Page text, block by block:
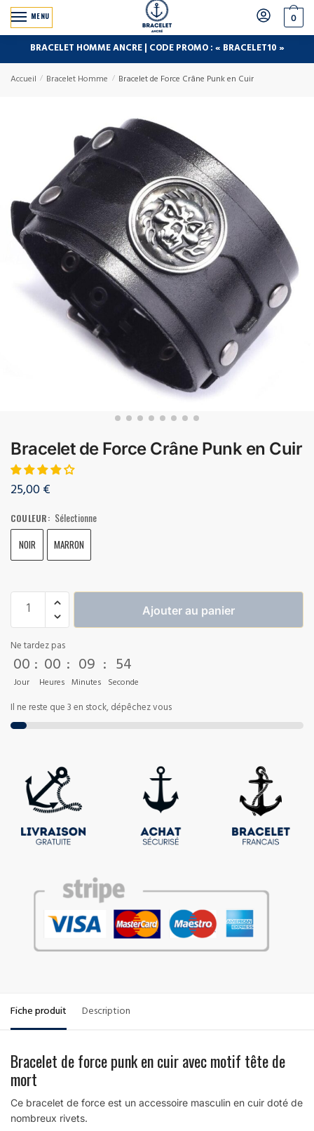
MENU 0
BRACELET HOMME ANCRE | CODE PROMO : « BRACELET10 »
Accueil / Bracelet Homme / Bracelet de Force Crâne Punk en Cuir
Bracelet de Force Crâne Punk en Cuir
25,00€
COULEUR: Sélectionne
NOIR MARRON
Ajouter au panier
Ne tardez pas
00
Jour
: 00
Heures
: 09
Minutes
: 53
Seconde
Il ne reste que 3 en stock, dépêchez vous
Fiche produit Description
Bracelet de force punk en cuir avec motif tête de
mort
Ce bracelet de force est un accessoire masculin en cuir doté de
nombreux rivets.